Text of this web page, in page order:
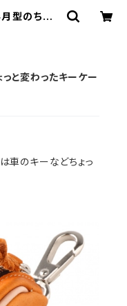
のちょっ
と変わったキーケー
車のキーなどちょっ